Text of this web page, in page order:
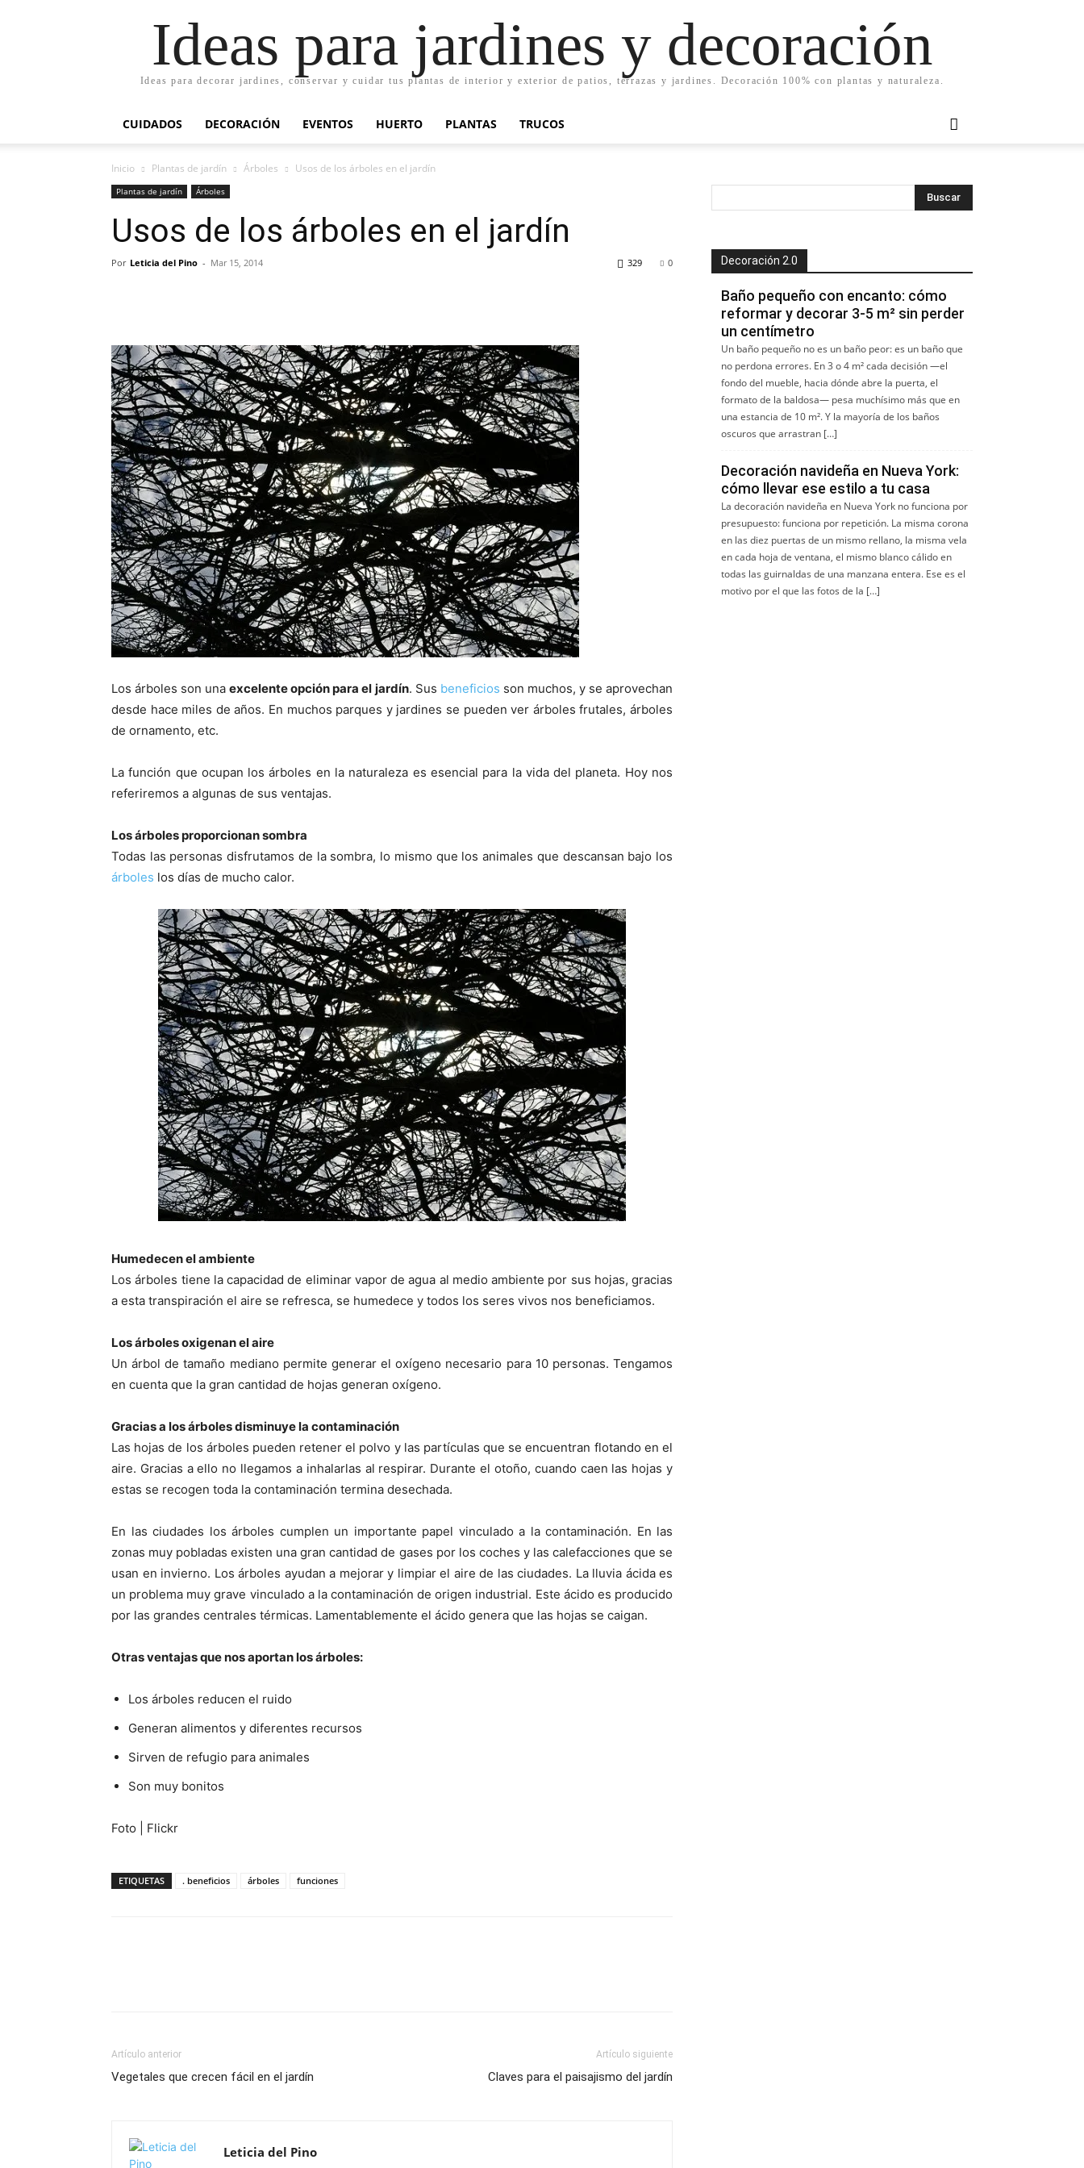
Ideas para jardines y decoración
Ideas para decorar jardines, conservar y cuidar tus plantas de interior y exterior de patios, terrazas y jardines. Decoración 100% con plantas y naturaleza.
CUIDADOS DECORACIÓN EVENTOS HUERTO PLANTAS TRUCOS
Inicio Plantas de jardín Árboles Usos de los árboles en el jardín
Plantas de jardín Árboles
Usos de los árboles en el jardín
Por Leticia del Pino - Mar 15, 2014 0
329
Los árboles son unaexcelente opción para el jardín. Sus beneficios son muchos, y se aprovechan
desde hace miles de años. En muchos parques y jardines se pueden ver árboles frutales, árboles
de ornamento, etc.
La función que ocupan los árboles en la naturaleza es esencial para la vida del planeta. Hoy nos
referiremos a algunas de sus ventajas.
Los árboles proporcionan sombra
Todas las personas disfrutamos de la sombra, lo mismo que los animales que descansan bajo los
árboles los días de mucho calor.
Humedecen el ambiente
Los árboles tiene la capacidad de eliminar vapor de agua al medio ambiente por sus hojas, gracias
a esta transpiración el aire se refresca, se humedece y todos los seres vivos nos beneficiamos.
Los árboles oxigenan el aire
Un árbol de tamaño mediano permite generar el oxígeno necesario para 10 personas. Tengamos
en cuenta que la gran cantidad de hojas generan oxígeno.
Gracias a los árboles disminuye la contaminación
Las hojas de los árboles pueden retener el polvo y las partículas que se encuentran flotando en el
aire. Gracias a ello no llegamos a inhalarlas al respirar. Durante el otoño, cuando caen las hojas y
estas se recogen toda la contaminación termina desechada.
En las ciudades los árboles cumplen un importante papel vinculado a la contaminación. En las
zonas muy pobladas existen una gran cantidad de gases por los coches y las calefacciones que se
usan en invierno. Los árboles ayudan a mejorar y limpiar el aire de las ciudades. La lluvia ácida es
un problema muy grave vinculado a la contaminación de origen industrial. Este ácido es producido
por las grandes centrales térmicas. Lamentablemente el ácido genera que las hojas se caigan.
Otras ventajas que nos aportan los árboles:
Los árboles reducen el ruido
Generan alimentos y diferentes recursos
Sirven de refugio para animales
Son muy bonitos
Foto | Flickr
ETIQUETAS . beneficios árboles funciones
Artículo anterior
Vegetales que crecen fácil en el jardín
Artículo siguiente
Claves para el paisajismo del jardín
Leticia del Pino
Decoración 2.0
Baño pequeño con encanto: cómo
reformar y decorar 3-5 m² sin perder
un centímetro
Un baño pequeño no es un baño peor: es un baño que
no perdona errores. En 3 o 4 m² cada decisión —el
fondo del mueble, hacia dónde abre la puerta, el
formato de la baldosa— pesa muchísimo más que en
una estancia de 10 m². Y la mayoría de los baños
oscuros que arrastran […]
Decoración navideña en Nueva York:
cómo llevar ese estilo a tu casa
La decoración navideña en Nueva York no funciona por
presupuesto: funciona por repetición. La misma corona
en las diez puertas de un mismo rellano, la misma vela
en cada hoja de ventana, el mismo blanco cálido en
todas las guirnaldas de una manzana entera. Ese es el
motivo por el que las fotos de la […]